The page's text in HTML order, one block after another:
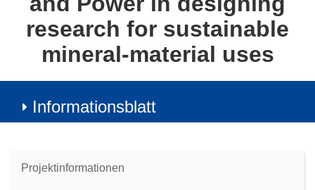
research for sustainable
mineral-material uses
Informationsblatt
Projektinformationen